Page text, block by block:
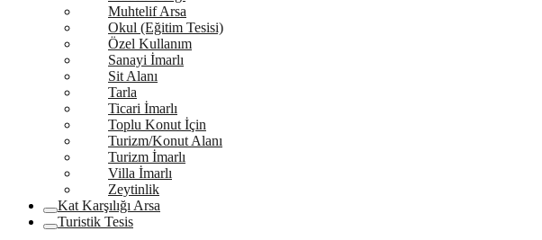
Muhtelif Arsa
Okul (Eğitim Tesisi)
Özel Kullanım
Sanayi İmarlı
Sit Alanı
Tarla
Ticari İmarlı
Toplu Konut İçin
Turizm/Konut Alanı
Turizm İmarlı
Villa İmarlı
Zeytinlik
Kat Karşılığı Arsa
Turistik Tesis